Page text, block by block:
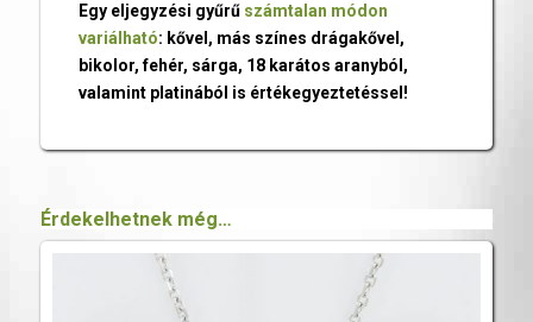
Egy eljegyzési gyűrű számtalan módon
variálható: kővel, más színes drágakővel,
bikolor, fehér, sárga, 18 karátos aranyból,
valamint platinából is értékegyeztetéssel!
Érdekelhetnek még…